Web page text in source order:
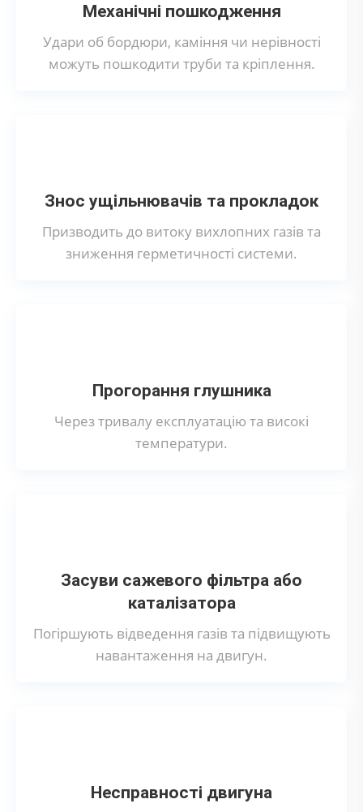
Механічні пошкодження
Удари об бордюри, каміння чи нерівності
можуть пошкодити труби та кріплення.
Знос ущільнювачів та прокладок
Призводить до витоку вихлопних газів та
зниження герметичності системи.
Прогорання глушника
Через тривалу експлуатацію та високі
температури.
Засуви сажевого фільтра або
каталізатора
Погіршують відведення газів та підвищують
навантаження на двигун.
Несправності двигуна